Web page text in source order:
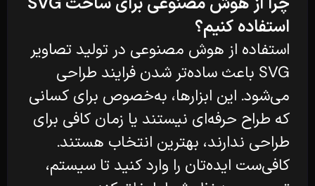
استفاده کنیم؟
استفاده از هوش مصنوعی در تولید تصاویر
SVG باعث ساده‌تر شدن فرایند طراحی
می‌شود. این ابزارها، به‌خصوص برای کسانی
که طراح حرفه‌ای نیستند یا زمان کافی برای
طراحی ندارند، بهترین انتخاب هستند.
کافی‌ست ایده‌تان را وارد کنید تا سیستم،